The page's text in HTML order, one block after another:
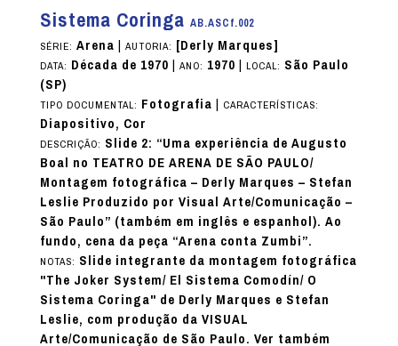
Sistema Coringa AB.ASCf.002
SÉRIE: Arena| AUTORIA: [Derly Marques]
DATA: Década de 1970| ANO: 1970| LOCAL: São Paulo
(SP)
TIPO DOCUMENTAL: Fotografia| CARACTERÍSTICAS:
Diapositivo, Cor
DESCRIÇÃO: Slide 2: “Uma experiência de Augusto
Boal no TEATRO DE ARENA DE SÃO PAULO/
Montagem fotográfica – Derly Marques – Stefan
Leslie Produzido por Visual Arte/Comunicação –
São Paulo” (também em inglês e espanhol). Ao
fundo, cena da peça “Arena conta Zumbi”.
NOTAS: Slide integrante da montagem fotográfica
"The Joker System/ El Sistema Comodín/ O
Sistema Coringa" de Derly Marques e Stefan
Leslie, com produção da VISUAL
Arte/Comunicação de São Paulo. Ver também